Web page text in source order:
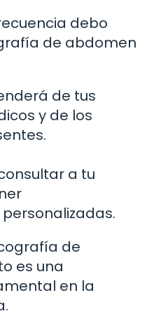
debo
de abdomen
de tus
y de los
a tu
de
es una
en la